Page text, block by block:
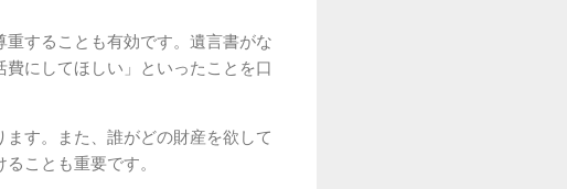
することも有効です。遺言書がな
にしてほしい」といったことを口
す。また、誰がどの財産を欲して
ことも重要です。